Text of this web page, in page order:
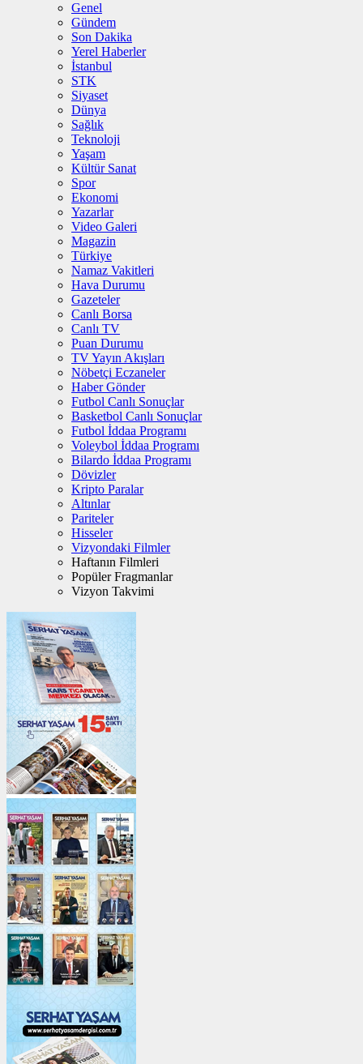
Genel
Gündem
Son Dakika
Yerel Haberler
İstanbul
STK
Siyaset
Dünya
Sağlık
Teknoloji
Yaşam
Kültür Sanat
Spor
Ekonomi
Yazarlar
Video Galeri
Magazin
Türkiye
Namaz Vakitleri
Hava Durumu
Gazeteler
Canlı Borsa
Canlı TV
Puan Durumu
TV Yayın Akışları
Nöbetçi Eczaneler
Haber Gönder
Futbol Canlı Sonuçlar
Basketbol Canlı Sonuçlar
Futbol İddaa Programı
Voleybol İddaa Programı
Bilardo İddaa Programı
Dövizler
Kripto Paralar
Altınlar
Pariteler
Hisseler
Vizyondaki Filmler
Haftanın Filmleri
Popüler Fragmanlar
Vizyon Takvimi